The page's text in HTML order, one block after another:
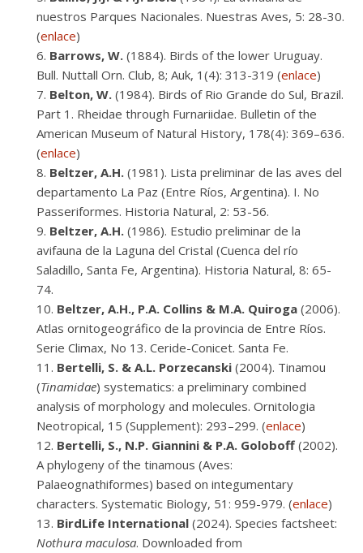
nuestros Parques Nacionales. Nuestras Aves, 5: 28-30.
(enlace)
Barrows, W. (1884). Birds of the lower Uruguay.
Bull. Nuttall Orn. Club, 8; Auk, 1(4): 313-319 (enlace)
Belton, W. (1984). Birds of Rio Grande do Sul, Brazil.
Part 1. Rheidae through Furnariidae. Bulletin of the
American Museum of Natural History, 178(4): 369–636.
(enlace)
Beltzer, A.H. (1981). Lista preliminar de las aves del
departamento La Paz (Entre Ríos, Argentina). I. No
Passeriformes. Historia Natural, 2: 53-56.
Beltzer, A.H. (1986). Estudio preliminar de la
avifauna de la Laguna del Cristal (Cuenca del río
Saladillo, Santa Fe, Argentina). Historia Natural, 8: 65-
74.
Beltzer, A.H., P.A. Collins & M.A. Quiroga (2006).
Atlas ornitogeográfico de la provincia de Entre Ríos.
Serie Climax, No 13. Ceride-Conicet. Santa Fe.
Bertelli, S. & A.L. Porzecanski (2004). Tinamou
(Tinamidae) systematics: a preliminary combined
analysis of morphology and molecules. Ornitologia
Neotropical, 15 (Supplement): 293–299. (enlace)
Bertelli, S., N.P. Giannini & P.A. Goloboff (2002).
A phylogeny of the tinamous (Aves:
Palaeognathiformes) based on integumentary
characters. Systematic Biology, 51: 959-979. (enlace)
BirdLife International (2024). Species factsheet:
Nothura maculosa. Downloaded from